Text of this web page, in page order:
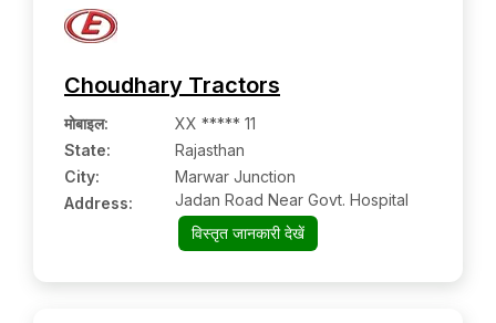
Choudhary Tractors
मोबाइल:
XX ***** 11
State:
Rajasthan
City:
Marwar Junction
Address:
Jadan Road Near Govt. Hospital
विस्तृत जानकारी देखें